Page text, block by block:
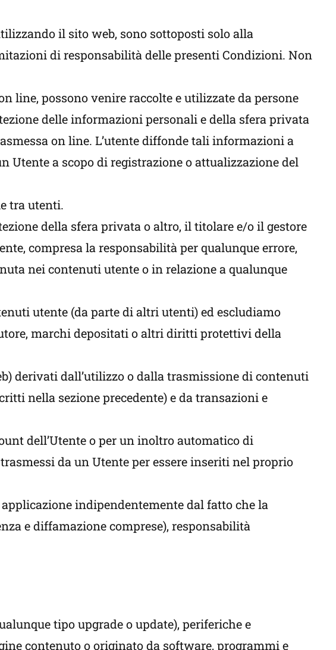
il sito web, sono sottoposti solo alla
di responsabilità delle presenti Condizioni. Non
line, possono venire raccolte e utilizzate da persone
delle informazioni personali e della sfera privata
on line. L’utente diffonde tali informazioni a
Utente a scopo di registrazione o attualizzazione del
tra utenti.
della sfera privata o altro, il titolare e/o il gestore
compresa la responsabilità per qualunque errore,
nei contenuti utente o in relazione a qualunque
utente (da parte di altri utenti) ed escludiamo
marchi depositati o altri diritti protettivi della
derivati dall’utilizzo o dalla trasmissione di contenuti
nella sezione precedente) e da transazioni e
dell’Utente o per un inoltro automatico di
da un Utente per essere inseriti nel proprio
indipendentemente dal fatto che la
e diffamazione comprese), responsabilità
tipo upgrade o update), periferiche e
contenuto o originato da software, programmi e